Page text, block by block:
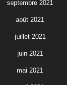
septembre 2021
août 2021
juillet 2021
juin 2021
mai 2021